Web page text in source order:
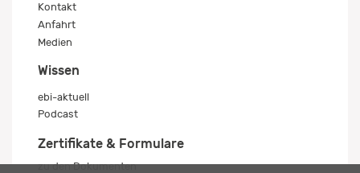
Kontakt
Anfahrt
Medien
Wissen
ebi-aktuell
Podcast
Zertifikate & Formulare
zu den Dokumenten